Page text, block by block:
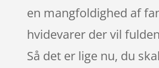
en mangfoldighed af
hvidevarer der vil
Så det er lige nu, du